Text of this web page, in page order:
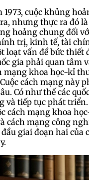
1973, cuộc khủng
nhưng thực ra đó
hoảng chung đối
trị, kinh tế, tài
loạt vấn đề bức thiết
gia phải quan tâm
mạng khoa học-kỉ
cách mạng này
Có như thế các
và tiếp tục phát
cách mạng khoa
cách mạng công
giai đoạn hai của